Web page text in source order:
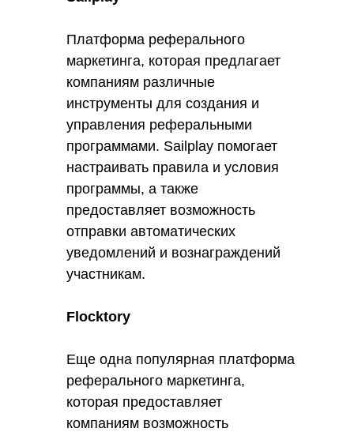
Платформа реферального
маркетинга, которая предлагает
компаниям различные
инструменты для создания и
управления реферальными
программами. Sailplay помогает
настраивать правила и условия
программы, а также
предоставляет возможность
отправки автоматических
уведомлений и вознаграждений
участникам.
Flocktory
Еще одна популярная платформа
реферального маркетинга,
которая предоставляет
компаниям возможность